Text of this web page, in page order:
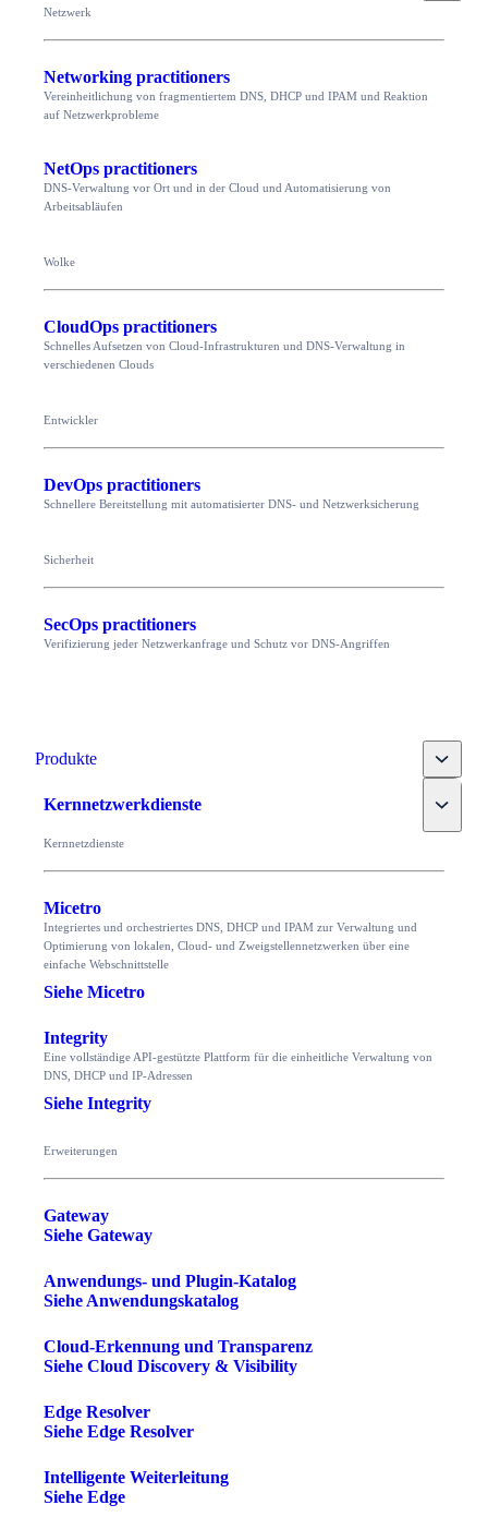
Netzwerk
Networking practitioners
Vereinheitlichung von fragmentiertem DNS, DHCP und IPAM und Reaktion
auf Netzwerkprobleme
NetOps practitioners
DNS-Verwaltung vor Ort und in der Cloud und Automatisierung von
Arbeitsabläufen
Wolke
CloudOps practitioners
Schnelles Aufsetzen von Cloud-Infrastrukturen und DNS-Verwaltung in
verschiedenen Clouds
Entwickler
DevOps practitioners
Schnellere Bereitstellung mit automatisierter DNS- und Netzwerksicherung
Sicherheit
SecOps practitioners
Verifizierung jeder Netzwerkanfrage und Schutz vor DNS-Angriffen
Produkte Toggle
Kernnetzwerkdienste Toggle
Kernnetzdienste
Micetro
Integriertes und orchestriertes DNS, DHCP und IPAM zur Verwaltung und
Optimierung von lokalen, Cloud- und Zweigstellennetzwerken über eine
einfache Webschnittstelle
Siehe Micetro
Integrity
Eine vollständige API-gestützte Plattform für die einheitliche Verwaltung von
DNS, DHCP und IP-Adressen
Siehe Integrity
Erweiterungen
Gateway
Siehe Gateway
Anwendungs- und Plugin-Katalog
Siehe Anwendungskatalog
Cloud-Erkennung und Transparenz
Siehe Cloud Discovery & Visibility
Edge Resolver
Siehe Edge Resolver
Intelligente Weiterleitung
Siehe Edge